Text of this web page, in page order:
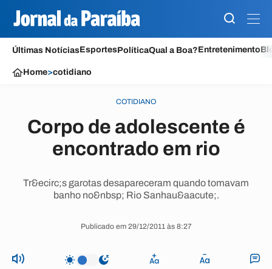
Últimas NotíciasEsportesPolíticaQual a Boa?Entretenimento
Home>cotidiano
COTIDIANO
Corpo de adolescente é
encontrado em rio
Tr&ecirc;s garotas desapareceram quando tomavam
banho no&nbsp; Rio Sanhau&aacute;.
Publicado em 29/12/2011 às 8:27